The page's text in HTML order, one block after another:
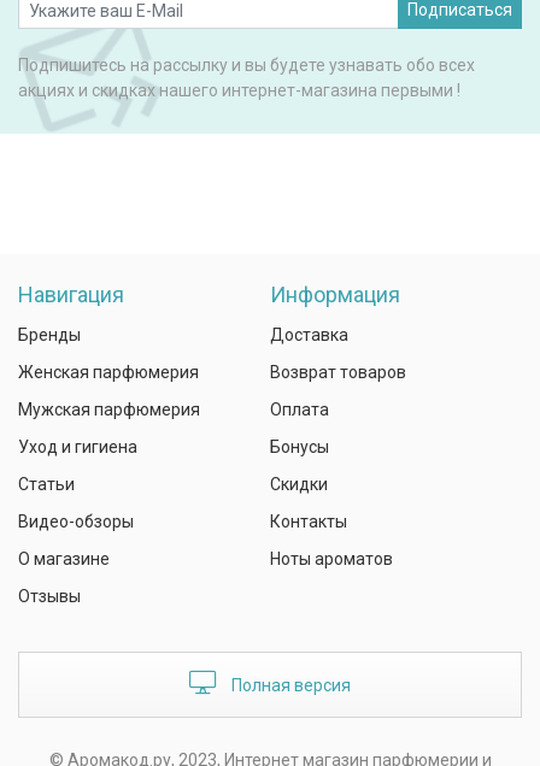
Подписаться
Подпишитесь на рассылку и вы будете узнавать обо всех
акциях и скидках нашего интернет-магазина первыми !
Навигация
Бренды
Женская парфюмерия
Мужская парфюмерия
Уход и гигиена
Статьи
Видео-обзоры
О магазине
Отзывы
Информация
Доставка
Возврат товаров
Оплата
Бонусы
Скидки
Контакты
Ноты ароматов
Полная версия
© Аромакод.ру, 2023, Интернет магазин парфюмерии и